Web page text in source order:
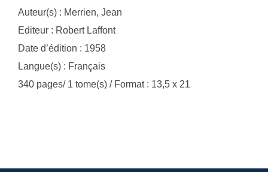
Auteur(s) : Merrien, Jean
Editeur : Robert Laffont
Date d’édition : 1958
Langue(s) : Français
340 pages/ 1 tome(s) / Format : 13,5 x 21